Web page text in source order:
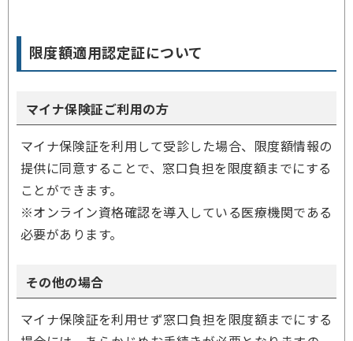
限度額適用認定証について
マイナ保険証ご利用の方
マイナ保険証を利用して受診した場合、限度額情報の
提供に同意することで、窓口負担を限度額までにする
ことができます。
※オンライン資格確認を導入している医療機関である
必要があります。
その他の場合
マイナ保険証を利用せず窓口負担を限度額までにする